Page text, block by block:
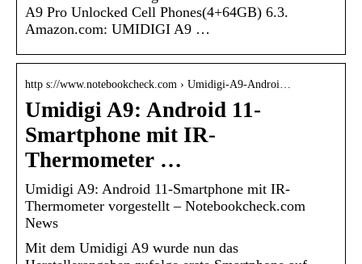
A9 Pro Unlocked Cell Phones(4+64GB) 6.3.
Amazon.com: UMIDIGI A9 …
http s://www.notebookcheck.com › Umidigi-A9-Androi…
Umidigi A9: Android 11-
Smartphone mit IR-
Thermometer …
Umidigi A9: Android 11-Smartphone mit IR-
Thermometer vorgestellt – Notebookcheck.com
News
Mit dem Umidigi A9 wurde nun das